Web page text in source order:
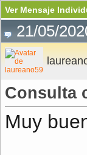
Ver Mensaje
21/05/
Consulta
Muy